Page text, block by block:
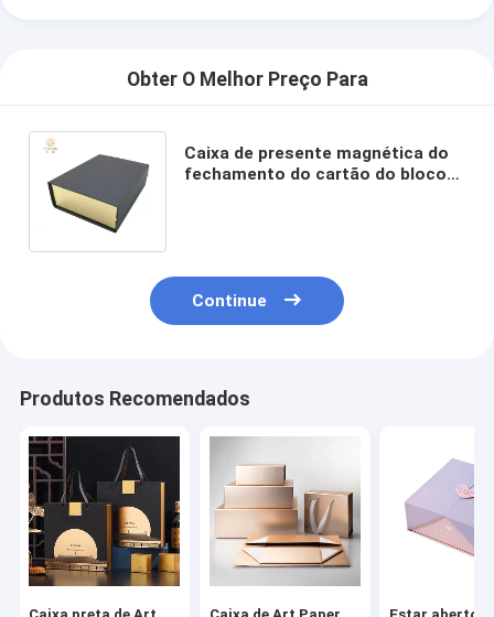
Obter O Melhor Preço Para
Caixa de presente magnética do
fechamento do cartão do bloco
Continue
Produtos Recomendados